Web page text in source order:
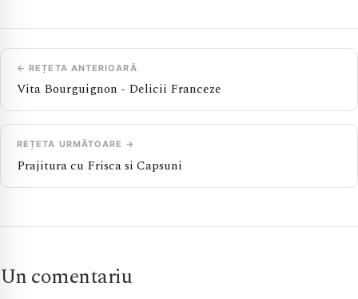
← REȚETA ANTERIOARĂ
Vita Bourguignon - Delicii Franceze
REȚETA URMĂTOARE →
Prajitura cu Frisca si Capsuni
Un comentariu